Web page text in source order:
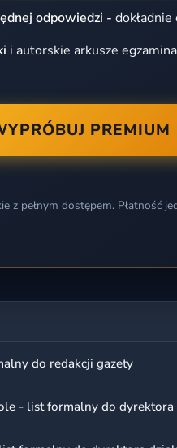
odpowiedzi - dokładnie
i autorskie arkusze
PREMIUM
z pełnym dostępem. Płatność
do redakcji gazety
- list formalny do dyrektora